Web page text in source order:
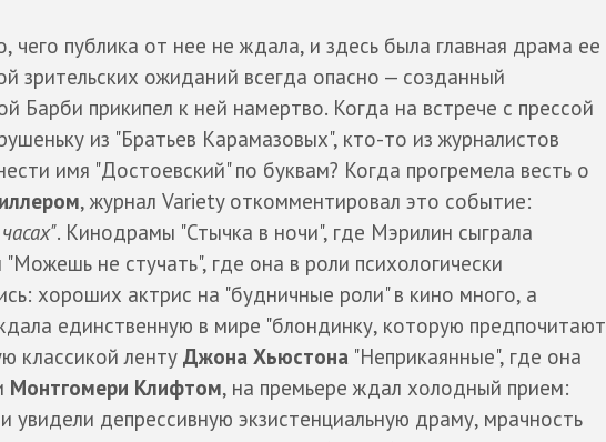
чего публика от нее не ждала, и здесь была главная драма ее
зрительских ожиданий всегда опасно — созданный
Барби прикипел к ней намертво. Когда на встрече с прессой
из "Братьев Карамазовых", кто-то из журналистов
имя "Достоевский" по буквам? Когда прогремела весть о
, журнал Variety откомментировал это событие:
. Кинодрамы "Стычка в ночи", где Мэрилин сыграла
не стучать", где она в роли психологически
хороших актрис на "будничные роли" в кино много, а
единственную в мире "блондинку, которую предпочитают
классикой ленту Джона Хьюстона "Неприкаянные", где она
Монтгомери Клифтом, на премьере ждал холодный прием:
увидели депрессивную экзистенциальную драму, мрачность